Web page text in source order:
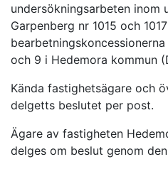
undersökningsarbeten inom
Garpenberg nr 1015 och
och 9 i Hedemora kommun
Kända fastighetsägare och
delgetts beslutet per post.
Ägare av fastigheten
delges om beslut genom